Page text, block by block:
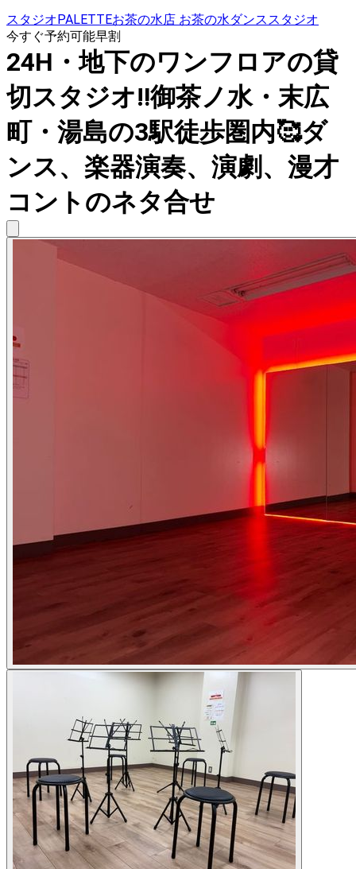
スタジオPALETTEお茶の水店 お茶の水ダンススタジオ
今すぐ予約可能早割
24H・地下のワンフロアの貸
切スタジオ‼️御茶ノ水・末広
町・湯島の3駅徒歩圏内🥰ダ
ンス、楽器演奏、演劇、漫才
コントのネタ合せ